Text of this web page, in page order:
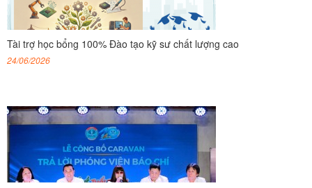
Tài trợ học bổng 100% Đào tạo kỹ sư chất lượng cao
24/06/2026